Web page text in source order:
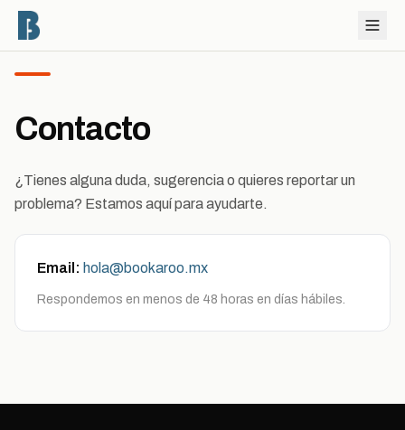
Contacto
¿Tienes alguna duda, sugerencia o quieres reportar un
problema? Estamos aquí para ayudarte.
Email: hola@bookaroo.mx
Respondemos en menos de 48 horas en días hábiles.